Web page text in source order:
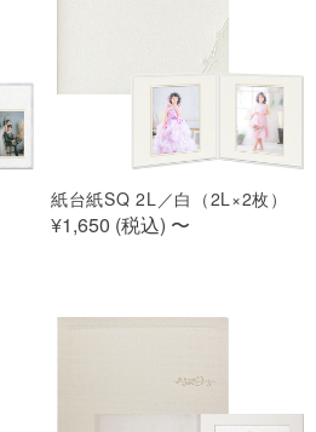
紙台紙SQ 2L／白（2L×2枚）
¥1,650 (税込) 〜